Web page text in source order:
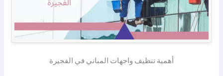
أهمية تنظيف واجهات المباني في الفجيرة